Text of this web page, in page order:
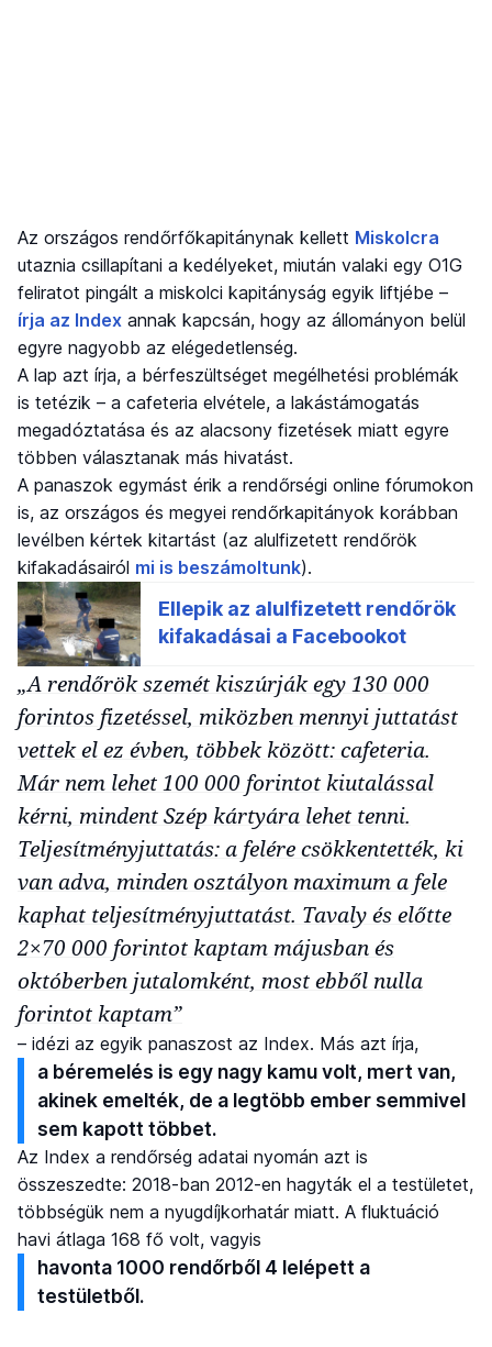
Az országos rendőrfőkapitánynak kellett Miskolcra
utaznia csillapítani a kedélyeket, miután valaki egy O1G
feliratot pingált a miskolci kapitányság egyik liftjébe –
írja az Index annak kapcsán, hogy az állományon belül
egyre nagyobb az elégedetlenség.
A lap azt írja, a bérfeszültséget megélhetési problémák
is tetézik – a cafeteria elvétele, a lakástámogatás
megadóztatása és az alacsony fizetések miatt egyre
többen választanak más hivatást.
A panaszok egymást érik a rendőrségi online fórumokon
is, az országos és megyei rendőrkapitányok korábban
levélben kértek kitartást (az alulfizetett rendőrök
kifakadásairól mi is beszámoltunk).
„A rendőrök szemét kiszúrják egy 130 000
forintos fizetéssel, miközben mennyi juttatást
vettek el ez évben, többek között: cafeteria.
Már nem lehet 100 000 forintot kiutalással
kérni, mindent Szép kártyára lehet tenni.
Teljesítményjuttatás: a felére csökkentették, ki
van adva, minden osztályon maximum a fele
kaphat teljesítményjuttatást. Tavaly és előtte
2×70 000 forintot kaptam májusban és
októberben jutalomként, most ebből nulla
forintot kaptam”
– idézi az egyik panaszost az Index. Más azt írja,
a béremelés is egy nagy kamu volt, mert van,
akinek emelték, de a legtöbb ember semmivel
sem kapott többet.
Az Index a rendőrség adatai nyomán azt is
összeszedte: 2018-ban 2012-en hagyták el a testületet,
többségük nem a nyugdíjkorhatár miatt. A fluktuáció
havi átlaga 168 fő volt, vagyis
havonta 1000 rendőrből 4 lelépett a
testületből.